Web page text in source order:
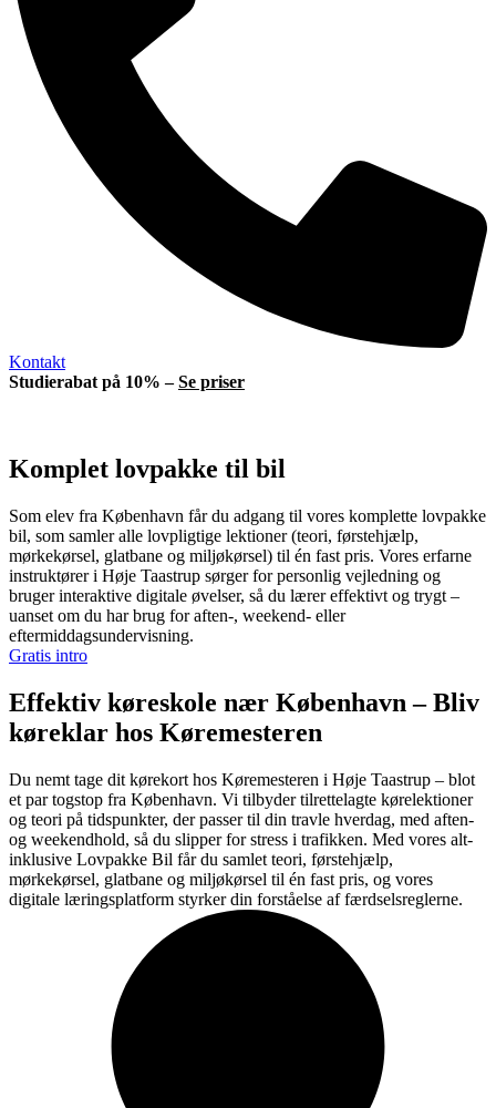
Kontakt
Studierabat på 10% –Se priser
Komplet lovpakke til bil
Som elev fra København får du adgang til vores komplette lovpakke
bil, som samler alle lovpligtige lektioner (teori, førstehjælp,
mørkekørsel, glatbane og miljøkørsel) til én fast pris. Vores erfarne
instruktører i Høje Taastrup sørger for personlig vejledning og
bruger interaktive digitale øvelser, så du lærer effektivt og trygt –
uanset om du har brug for aften-, weekend- eller
eftermiddagsundervisning.
Gratis intro
Effektiv køreskole nær København – Bliv
køreklar hos Køremesteren
Du nemt tage dit kørekort hos Køremesteren i Høje Taastrup – blot
et par togstop fra København. Vi tilbyder tilrettelagte kørelektioner
og teori på tidspunkter, der passer til din travle hverdag, med aften-
og weekendhold, så du slipper for stress i trafikken. Med vores alt-
inklusive Lovpakke Bil får du samlet teori, førstehjælp,
mørkekørsel, glatbane og miljøkørsel til én fast pris, og vores
digitale læringsplatform styrker din forståelse af færdselsreglerne.